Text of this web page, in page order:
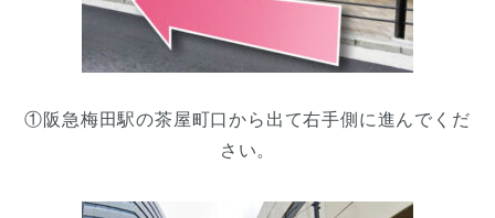
①阪急梅田駅の茶屋町口から出て右手側に進んでくだ
さい。